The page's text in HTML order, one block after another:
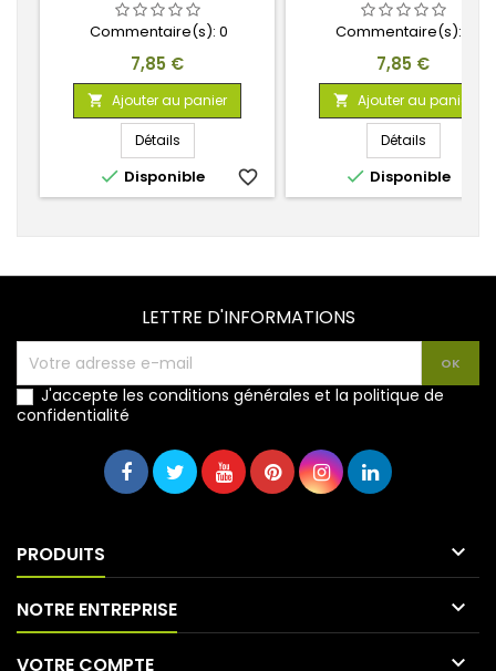
Commentaire(s): 0
Prix
7,85 €
 Ajouter au panier
Détails
 Disponible favorite_border
Commentaire(s):
Prix
7,85 €
 Ajouter au panier
Détails
 Disponible
LETTRE D'INFORMATIONS
J'accepte les conditions générales et la politique de
confidentialité
PRODUITS 
NOTRE ENTREPRISE 
VOTRE COMPTE 